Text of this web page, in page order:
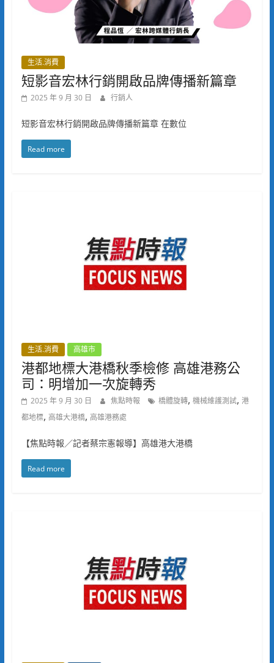
生活.消費
短影音宏林行銷開啟品牌傳播新篇章
2025 年 9 月 30 日 行銷人
短影音宏林行銷開啟品牌傳播新篇章 在數位
Read more
生活.消費 高雄市
港都地標大港橋秋季檢修 高雄港務公
司：明增加一次旋轉秀
2025 年 9 月 30 日 焦點時報 橋體旋轉, 機械維護測試, 港
都地標, 高雄大港橋, 高雄港務處
【焦點時報／記者蔡宗憲報導】高雄港大港橋
Read more